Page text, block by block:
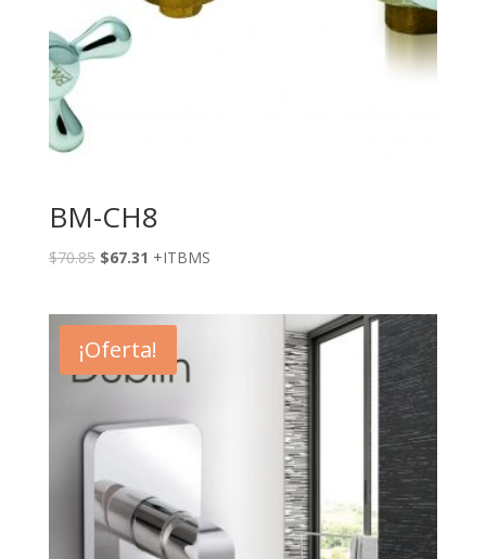
BM-CH8
$70.85 $67.31 +ITBMS
¡Oferta!